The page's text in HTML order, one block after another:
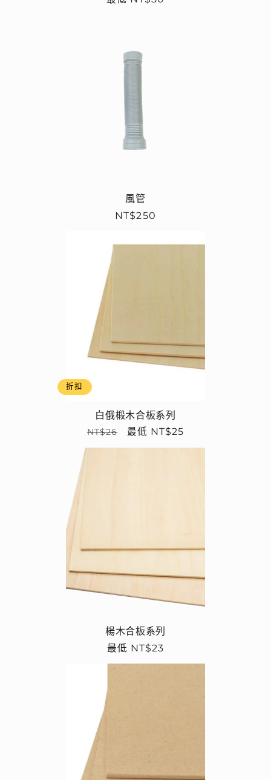
風管
定
NT$250
折扣
白俄椴木合板系列
定
NT$26
售
最低 NT$25
楊木合板系列
定
最低 NT$23